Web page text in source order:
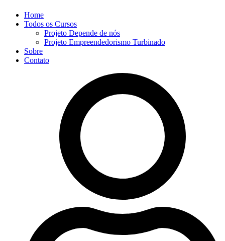
Home
Todos os Cursos
Projeto Depende de nós
Projeto Empreendedorismo Turbinado
Sobre
Contato